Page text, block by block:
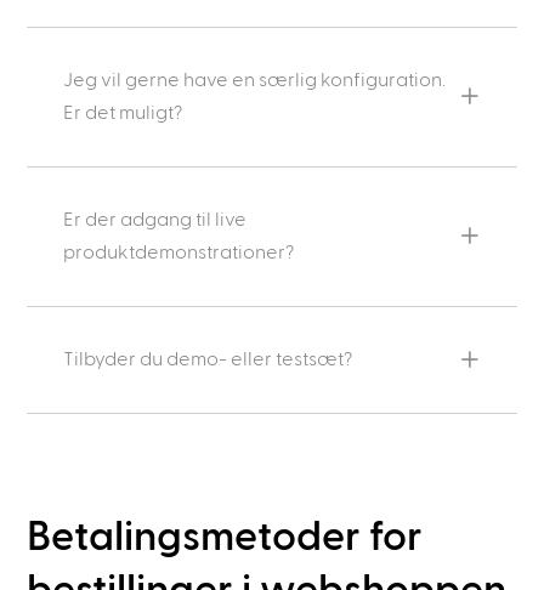
Jeg vil gerne have en særlig konfiguration.
Er det muligt?
Er der adgang til live
produktdemonstrationer?
Tilbyder du demo- eller testsæt?
Betalingsmetoder for